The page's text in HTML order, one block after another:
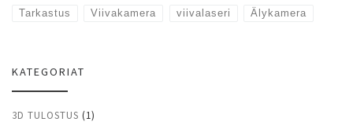
Tarkastus Viivakamera viivalaseri Älykamera
KATEGORIAT
3D TULOSTUS (1)